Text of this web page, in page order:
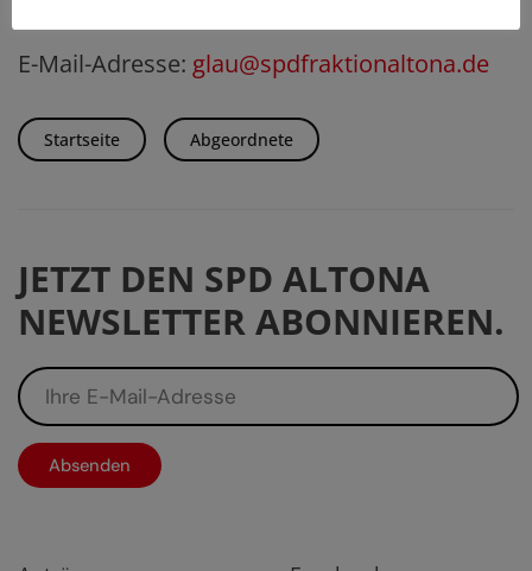
E-Mail-Adresse: glau@spdfraktionaltona.de
Startseite Abgeordnete
JETZT DEN SPD ALTONA
NEWSLETTER ABONNIEREN.